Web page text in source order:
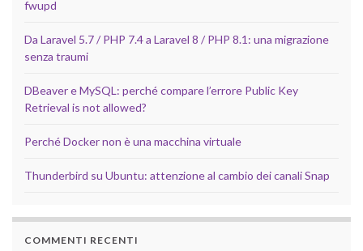
fwupd
Da Laravel 5.7 / PHP 7.4 a Laravel 8 / PHP 8.1: una migrazione
senza traumi
DBeaver e MySQL: perché compare l’errore Public Key
Retrieval is not allowed?
Perché Docker non è una macchina virtuale
Thunderbird su Ubuntu: attenzione al cambio dei canali Snap
COMMENTI RECENTI